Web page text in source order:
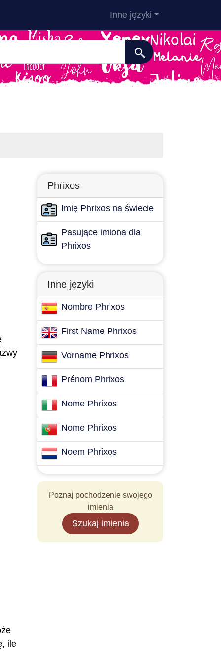
Inne języki
ile
Phrixos
Imię Phrixos na świecie
Pasujące imiona dla
Phrixos
Inne języki
Nombre Phrixos
First Name Phrixos
Vorname Phrixos
Prénom Phrixos
Nome Phrixos
Nome Phrixos
Noem Phrixos
Poznaj pochodzenie swojego
imienia
Szukaj imienia